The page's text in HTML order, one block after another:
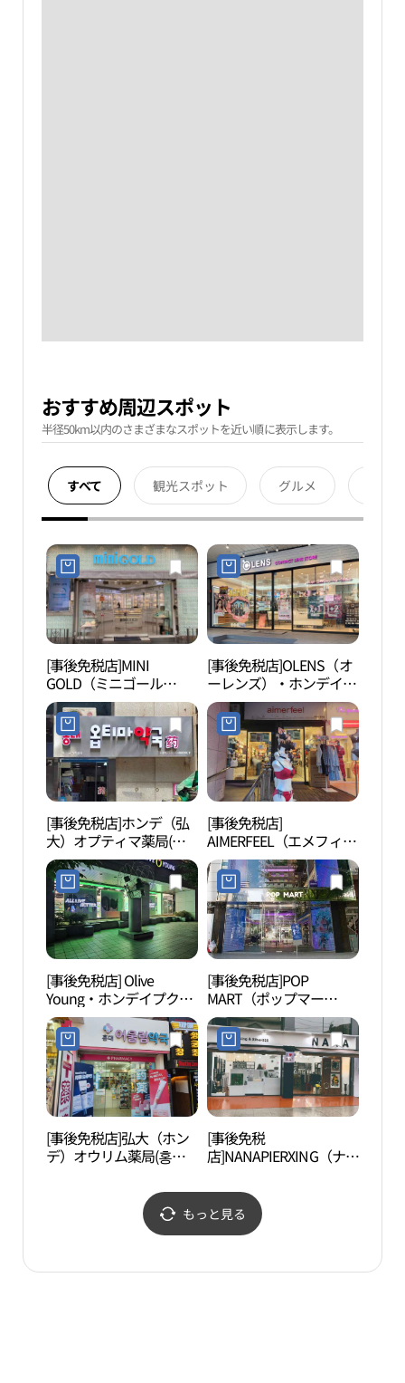
おすすめ周辺スポット
半径50km以内のさまざまなスポットを近い順に表示します。
すべて 観光スポット グルメ
[事後免税店]MINI
GOLD（ミニゴール
ド）・ホンデ（弘大）店
(미니골드 홍대점)
[事後免税店]OLENS（オ
ーレンズ）・ホンデイプ
ク駅店(오렌즈 홍대입구
역점)
[事後免税店]ホンデ（弘
大）オプティマ薬局(홍
대옵티마약국)
[事後免税店]
AIMERFEEL（エメフィー
ル）・ホンデ（弘大）店
(에메필 홍대점)
[事後免税店] Olive
Young・ホンデイプク駅
店(올리브영 홍대입구역
점)
[事後免税店]POP
MART（ポップマー
ト）・ホンデ（弘大）フ
ラッグシップストア(팝
마트 홍대 플래그십 스토
어)
[事後免税店]弘大（ホン
デ）オウリム薬局(홍대
[事後免税
店]NANAPIERXING（ナナ
（弘大）店(나나피어싱
홍대점)
もっと見る